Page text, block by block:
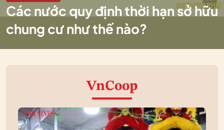
Các nước quy định thời hạn sở hữu
chung cư như thế nào?
VnCoop